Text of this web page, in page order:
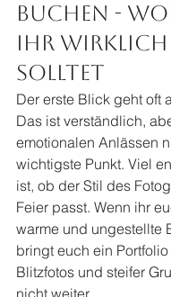
buchen -
ihr wirklich
solltet
Der erste Blick geht oft
Das ist verständlich,
emotionalen Anlässen
wichtigste Punkt. Viel
ist, ob der Stil des
Feier passt. Wenn ihr
warme und ungestellte
bringt euch ein
Blitzfotos und steifer